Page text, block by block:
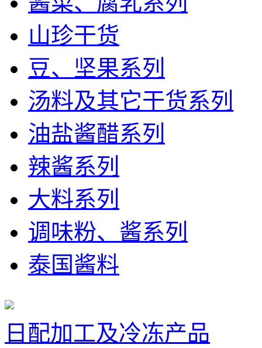
山珍干货
豆、坚果系列
汤料及其它干货系列
油盐酱醋系列
辣酱系列
大料系列
调味粉、酱系列
泰国酱料
日配加工及冷冻产品